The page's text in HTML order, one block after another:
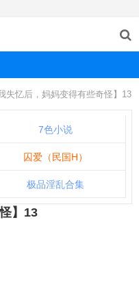
我失忆后，妈妈变得有些奇怪】13
7色小说
囚爱（民国H）
极品淫乱合集
】13